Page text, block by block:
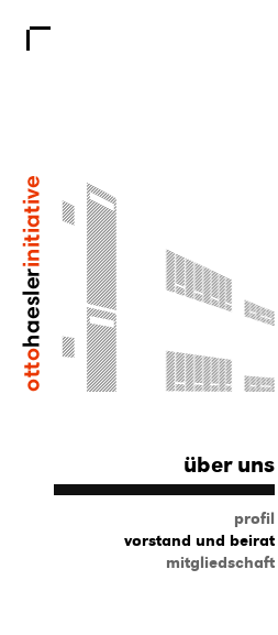
über uns
profil
vorstand und beirat
mitgliedschaft